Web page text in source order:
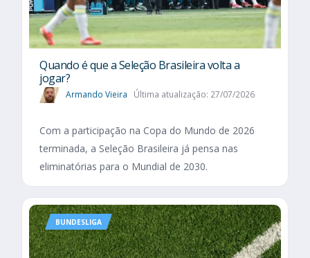
Quando é que a Seleção Brasileira volta a
jogar?
Armando Vieira Última atualização: 27/07/2026
Com a participação na Copa do Mundo de 2026
terminada, a Seleção Brasileira já pensa nas
eliminatórias para o Mundial de 2030.
BUNDESLIGA